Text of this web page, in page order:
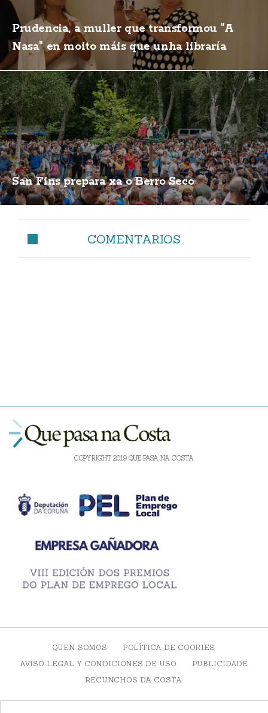
Prudencia, a muller que transformou "A
Nasa" en moito máis que unha libraría
San Fins prepara xa o Berro Seco
COMENTARIOS
COPYRIGHT 2019 QUE PASA NA COSTA
QUEN SOMOS
POLÍTICA DE COOKIES
AVISO LEGAL Y CONDICIONES DE USO
PUBLICIDADE
RECUNCHOS DA COSTA